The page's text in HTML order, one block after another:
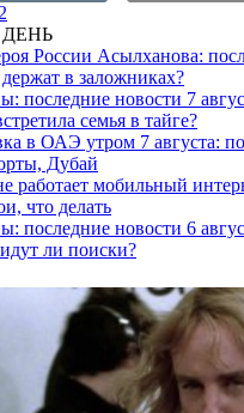
России Асылханова:
в заложниках?
последние новости 7
семья в тайге?
в ОАЭ утром 7 августа:
Дубай
работает мобильный
что делать
последние новости 6
ли поиски?